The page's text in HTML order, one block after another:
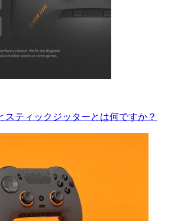
スティックジッターとは何ですか？